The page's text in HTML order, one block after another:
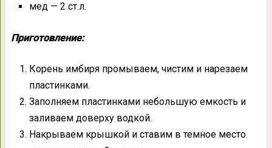
мед — 2 ст.л.
Приготовление:
Корень имбиря промываем, чистим и нарезаем
пластинками.
Заполняем пластинками небольшую емкость и
заливаем доверху водкой.
Накрываем крышкой и ставим в темное место